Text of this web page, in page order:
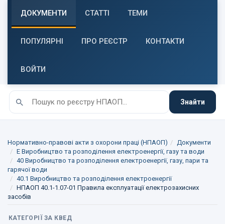
ДОКУМЕНТИ СТАТТІ ТЕМИ
ПОПУЛЯРНІ ПРО РЕЄСТР КОНТАКТИ
ВОЙТИ
Знайти
Нормативно-правові акти з охорони праці (НПАОП)
Документи
E Виробництво та розподілення електроенергії, газу та води
40 Виробництво та розподілення електроенергії, газу, пари та
гарячої води
40.1 Виробництво та розподілення електроенергії
НПАОП 40.1-1.07-01 Правила експлуатації електрозахисних
засобів
КАТЕГОРІЇ ЗА КВЕД